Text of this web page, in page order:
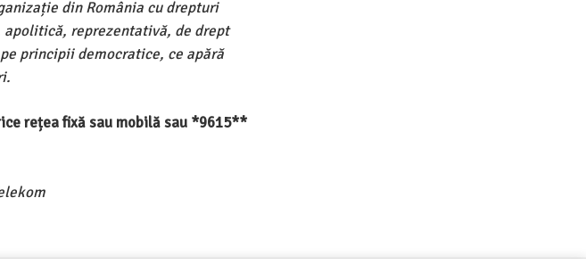
din România cu drepturi
apolitică, reprezentativă, de drept
principii democratice, ce apără
rețea fixă sau mobilă sau *9615**